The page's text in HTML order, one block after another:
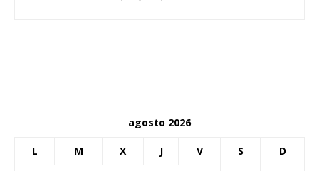
agosto 2026
L M X J V S D